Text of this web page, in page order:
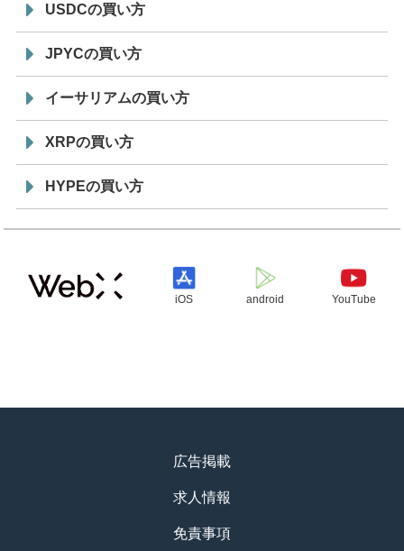
USDCの買い方
JPYCの買い方
イーサリアムの買い方
XRPの買い方
HYPEの買い方
iOS android YouTube
広告掲載
求人情報
免責事項